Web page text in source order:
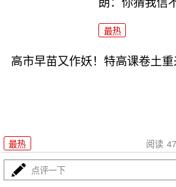
朗：你猜我信
最热
高市早苗又作妖！特高课卷土
最热 阅读
央视：空警600横空出世，美航
点评一下